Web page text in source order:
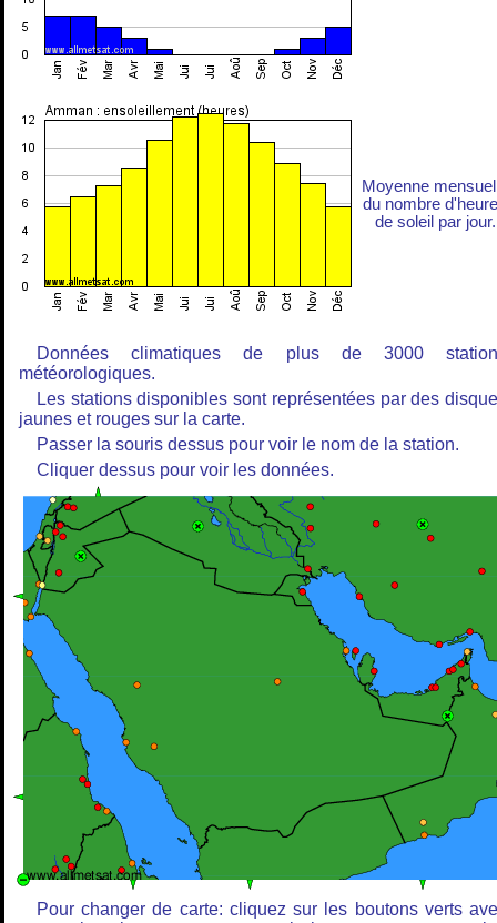
Moyenne
du nombre
de soleil par jour.
Données climatiques de plus de 3000
météorologiques.
Les stations disponibles sont représentées par des
jaunes et rouges sur la carte.
Passer la souris dessus pour voir le nom de la station.
Cliquer dessus pour voir les données.
Pour changer de carte: cliquez sur les boutons verts